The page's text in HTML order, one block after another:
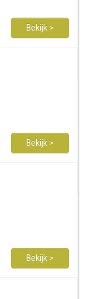
Bekijk >
Bekijk >
Bekijk >